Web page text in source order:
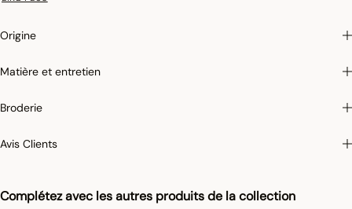
Complétez avec les autres produits de la collection
Photographies :
les photographies sont les plus fidèles possibles mais ne peuvent
concerne les couleurs.
Origine
Matière et entretien
Broderie
Avis Clients